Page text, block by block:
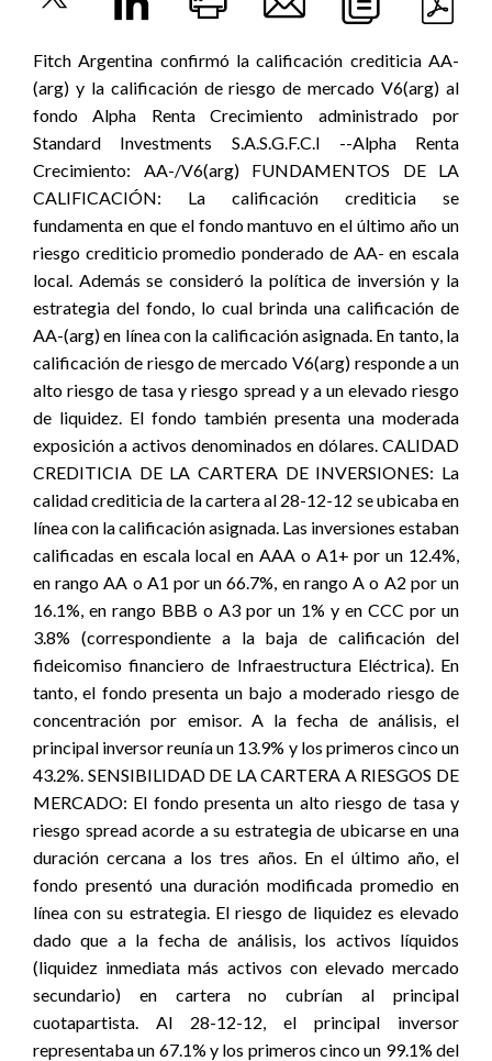
Fitch Argentina confirmó la calificación crediticia AA-
(arg) y la calificación de riesgo de mercado V6(arg) al
fondo Alpha Renta Crecimiento administrado por
Standard Investments S.A.S.G.F.C.I --Alpha Renta
Crecimiento: AA-/V6(arg) FUNDAMENTOS DE LA
CALIFICACIÓN: La calificación crediticia se
fundamenta en que el fondo mantuvo en el último año un
riesgo crediticio promedio ponderado de AA- en escala
local. Además se consideró la política de inversión y la
estrategia del fondo, lo cual brinda una calificación de
AA-(arg) en línea con la calificación asignada. En tanto, la
calificación de riesgo de mercado V6(arg) responde a un
alto riesgo de tasa y riesgo spread y a un elevado riesgo
de liquidez. El fondo también presenta una moderada
exposición a activos denominados en dólares. CALIDAD
CREDITICIA DE LA CARTERA DE INVERSIONES: La
calidad crediticia de la cartera al 28-12-12 se ubicaba en
línea con la calificación asignada. Las inversiones estaban
calificadas en escala local en AAA o A1+ por un 12.4%,
en rango AA o A1 por un 66.7%, en rango A o A2 por un
16.1%, en rango BBB o A3 por un 1% y en CCC por un
3.8% (correspondiente a la baja de calificación del
fideicomiso financiero de Infraestructura Eléctrica). En
tanto, el fondo presenta un bajo a moderado riesgo de
concentración por emisor. A la fecha de análisis, el
principal inversor reunía un 13.9% y los primeros cinco un
43.2%. SENSIBILIDAD DE LA CARTERA A RIESGOS DE
MERCADO: El fondo presenta un alto riesgo de tasa y
riesgo spread acorde a su estrategia de ubicarse en una
duración cercana a los tres años. En el último año, el
fondo presentó una duración modificada promedio en
línea con su estrategia. El riesgo de liquidez es elevado
dado que a la fecha de análisis, los activos líquidos
(liquidez inmediata más activos con elevado mercado
secundario) en cartera no cubrían al principal
cuotapartista. Al 28-12-12, el principal inversor
representaba un 67.1% y los primeros cinco un 99.1% del